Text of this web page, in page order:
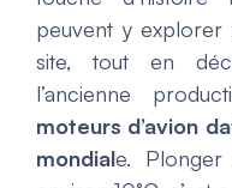
peuvent y explorer
site, tout en
l’ancienne
moteurs d’avion
mondiale.